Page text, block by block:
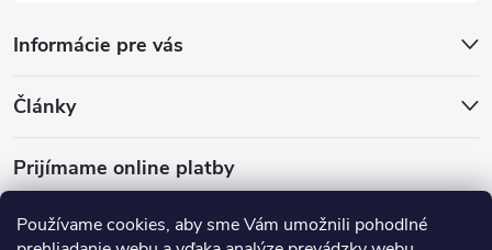
Používame cookies, aby sme Vám umožnili pohodlné
Informácie pre vás
Články
Prijímame online platby